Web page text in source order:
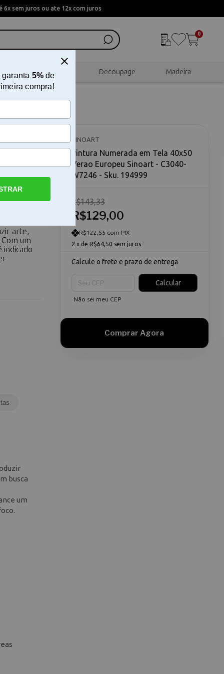
6x sem juros ou ate 12x com juros
0
Scrapbook Decoupage Madeira
Verao
arte,
um
indicado
SINOART
Pintura Numerada em Tela 40x50
Verao Europeu Sinoart - C3040-
W7246 - Sku. 194999
R$129,00
R$143,33
R$122,55 com PIX
2 x de R$64,50 sem juros
Calcule o frete e prazo de entrega
Calcular
Não sei meu CEP
busca
um
garanta 5%de
compra!